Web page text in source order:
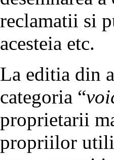
reclamatii si
acesteia etc.
La editia din
categoria “
proprietarii
propriilor